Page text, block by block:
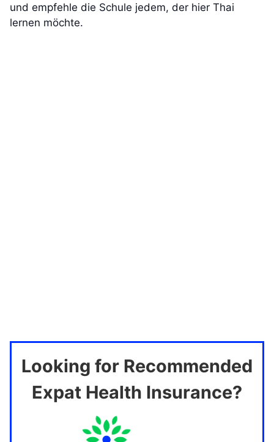
und empfehle die Schule jedem, der hier Thai
lernen möchte.
Looking for Recommended
Expat Health Insurance?